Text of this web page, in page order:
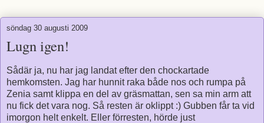
söndag 30 augusti 2009
Lugn igen!
Sådär ja, nu har jag landat efter den chockartade
hemkomsten. Jag har hunnit raka både nos och rumpa på
Zenia samt klippa en del av gräsmattan, sen sa min arm att
nu fick det vara nog. Så resten är oklippt :) Gubben får ta vid
imorgon helt enkelt. Eller förresten, hörde just